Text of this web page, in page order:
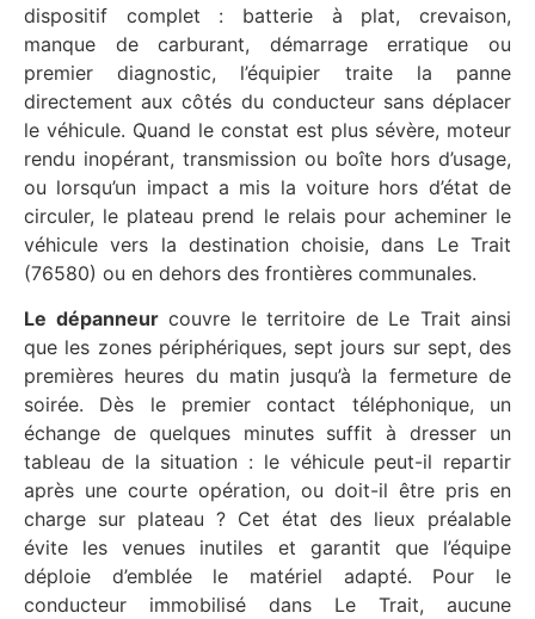
dispositif complet : batterie à plat, crevaison,
manque de carburant, démarrage erratique ou
premier diagnostic, l’équipier traite la panne
directement aux côtés du conducteur sans déplacer
le véhicule. Quand le constat est plus sévère, moteur
rendu inopérant, transmission ou boîte hors d’usage,
ou lorsqu’un impact a mis la voiture hors d’état de
circuler, le plateau prend le relais pour acheminer le
véhicule vers la destination choisie, dans Le Trait
(76580) ou en dehors des frontières communales.
Le dépanneurcouvre le territoire de Le Trait ainsi
que les zones périphériques, sept jours sur sept, des
premières heures du matin jusqu’à la fermeture de
soirée. Dès le premier contact téléphonique, un
échange de quelques minutes suffit à dresser un
tableau de la situation : le véhicule peut-il repartir
après une courte opération, ou doit-il être pris en
charge sur plateau ? Cet état des lieux préalable
évite les venues inutiles et garantit que l’équipe
déploie d’emblée le matériel adapté. Pour le
conducteur immobilisé dans Le Trait, aucune